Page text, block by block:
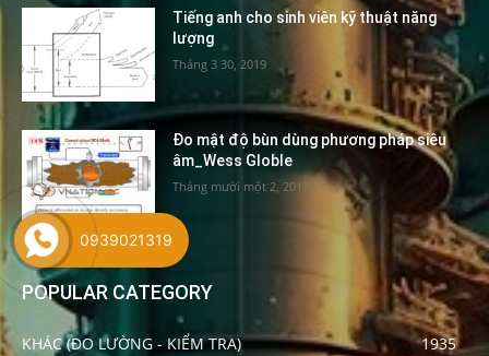
Tiếng anh cho sinh viên kỹ thuật năng
lượng
Tháng 3 30, 2019
Đo mật độ bùn dùng phương pháp siêu
âm_Wess Globle
Tháng mười một 2, 2017
POPULAR CATEGORY
KHÁC (ĐO LƯỜNG - KIỂM TRA)
1935
0939021319